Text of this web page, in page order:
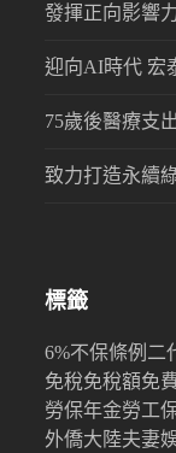
發揮正向影響
迎向AI時代 宏
75歲後醫療支
致力打造永續
標籤
6%不保條例 二
免稅免稅額免
勞保年金勞工
外僑大陸夫妻